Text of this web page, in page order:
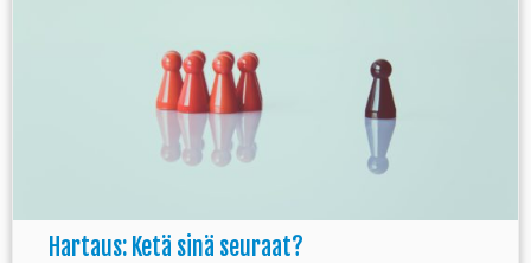
Hartaus: Ketä sinä seuraat?